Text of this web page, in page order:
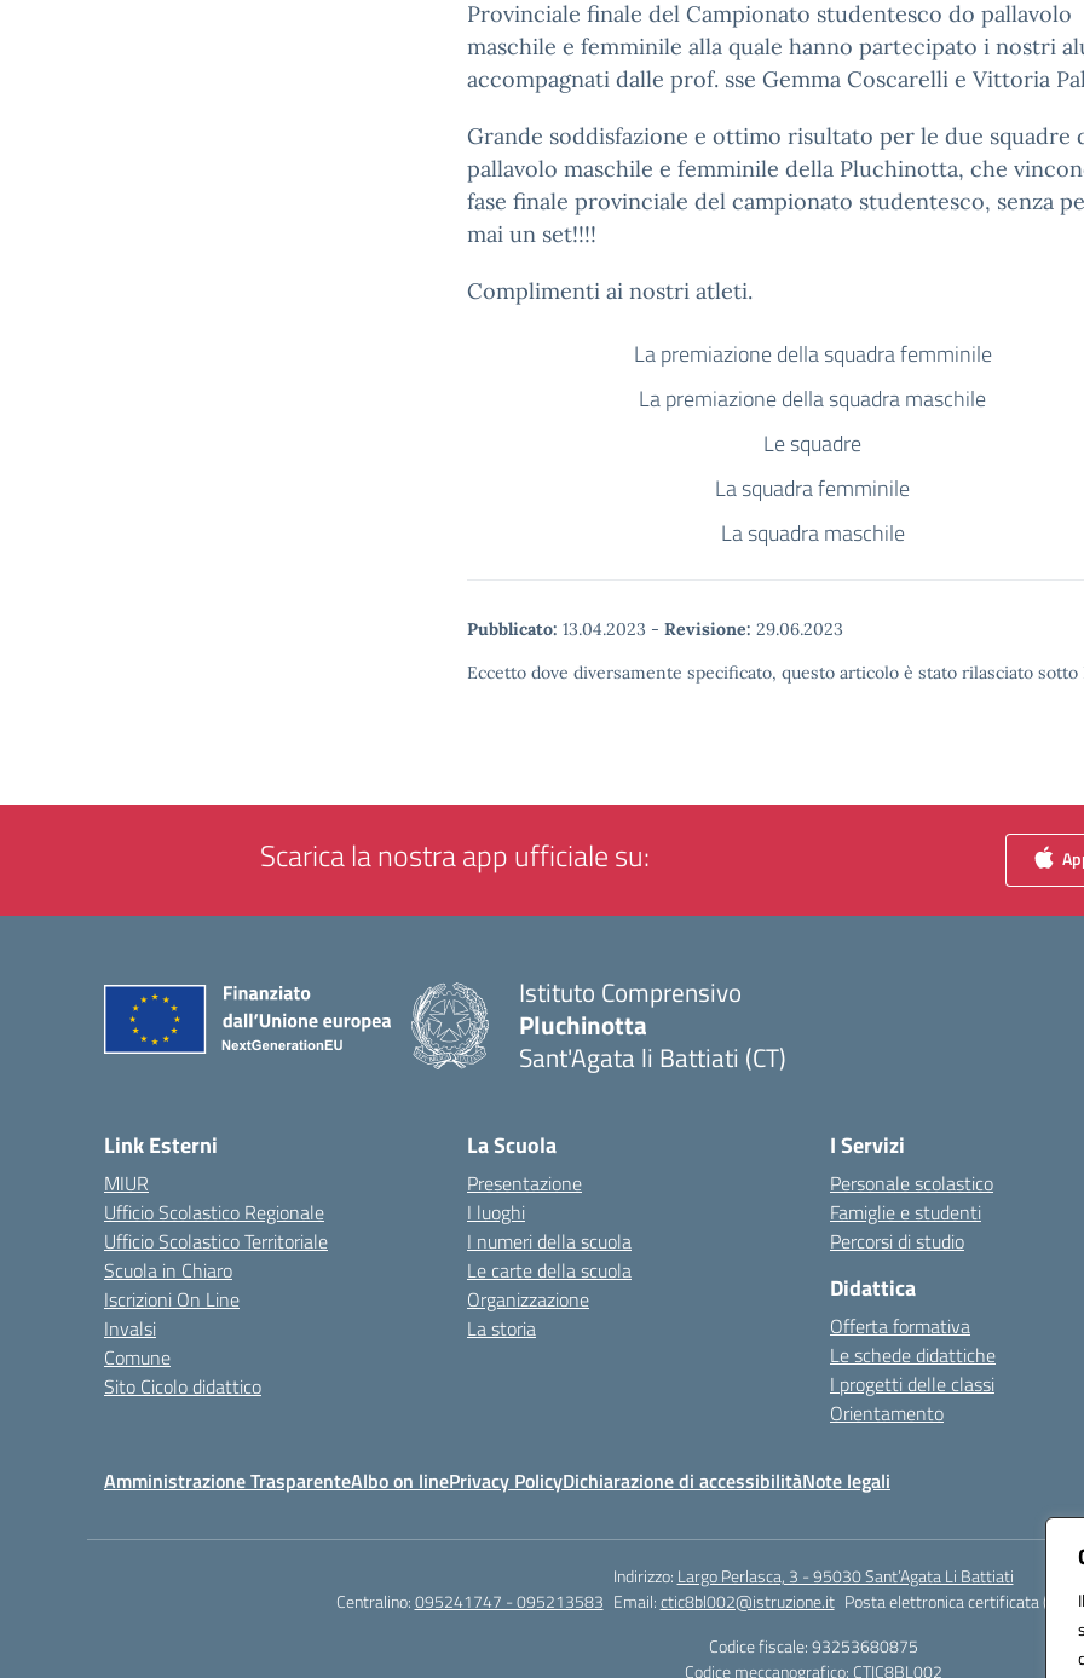
Provinciale finale del Campionato studentesco do pallavolo
maschile e femminile alla quale hanno partecipato i nostri
accompagnati dalle prof. sse Gemma Coscarelli e Vittoria
Grande soddisfazione e ottimo risultato per le due squadre
pallavolo maschile e femminile della Pluchinotta, che
fase finale provinciale del campionato studentesco, senza
mai un set!!!!
Complimenti ai nostri atleti.
La premiazione della squadra femminile
La premiazione della squadra maschile
Le squadre
La squadra femminile
La squadra maschile
Pubblicato: 13.04.2023 - Revisione: 29.06.2023
Eccetto dove diversamente specificato, questo articolo è stato rilasciato
Scarica la nostra app ufficiale su:
Istituto Comprensivo
Pluchinotta
Sant'Agata li Battiati (CT)
Link Esterni
MIUR
Ufficio Scolastico Regionale
Ufficio Scolastico Territoriale
Scuola in Chiaro
Iscrizioni On Line
Invalsi
Comune
Sito Cicolo didattico
La Scuola
Presentazione
I luoghi
I numeri della scuola
Le carte della scuola
Organizzazione
La storia
I Servizi
Personale scolastico
Famiglie e studenti
Percorsi di studio
Didattica
Offerta formativa
Le schede didattiche
I progetti delle classi
Orientamento
Amministrazione TrasparenteAlbo on linePrivacy PolicyDichiarazione di accessibilitàNote legali
Indirizzo: Largo Perlasca, 3 - 95030 Sant’Agata Li Battiati
Centralino:095241747 - 095213583 Email:ctic8bl002@istruzione.it Posta elettronica certificata (PEC):
Codice fiscale: 93253680875
Codice meccanografico: CTIC8BL002